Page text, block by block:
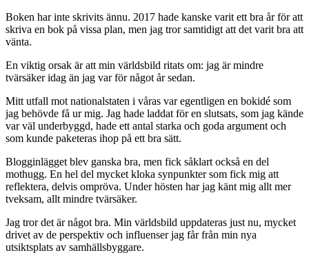
Boken har inte skrivits ännu. 2017 hade kanske varit ett bra år för att
skriva en bok på vissa plan, men jag tror samtidigt att det varit bra att
vänta.
En viktig orsak är att min världsbild ritats om: jag är mindre
tvärsäker idag än jag var för något år sedan.
Mitt utfall mot nationalstaten i våras var egentligen en bokidé som
jag behövde få ur mig. Jag hade laddat för en slutsats, som jag kände
var väl underbyggd, hade ett antal starka och goda argument och
som kunde paketeras ihop på ett bra sätt.
Blogginlägget blev ganska bra, men fick såklart också en del
mothugg. En hel del mycket kloka synpunkter som fick mig att
reflektera, delvis ompröva. Under hösten har jag känt mig allt mer
tveksam, allt mindre tvärsäker.
Jag tror det är något bra. Min världsbild uppdateras just nu, mycket
drivet av de perspektiv och influenser jag får från min nya
utsiktsplats av samhällsbyggare.